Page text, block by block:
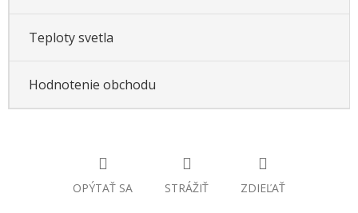
Teploty svetla
Hodnotenie obchodu
OPÝTAŤ SA STRÁŽIŤ ZDIEĽAŤ